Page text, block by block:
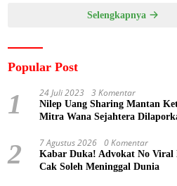
Selengkapnya
Popular Post
1 24 Juli 2023 3 Komentar
Nilep Uang Sharing Mantan
Mitra Wana Sejahtera
2 7 Agustus 2026 0 Komentar
Kabar Duka! Advokat No Viral
Cak Soleh Meninggal Dunia